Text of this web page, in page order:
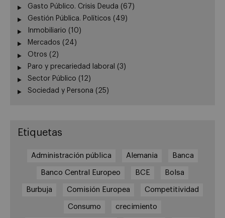
Gasto Público. Crisis Deuda (67)
Gestión Pública. Políticos (49)
Inmobiliario (10)
Mercados (24)
Otros (2)
Paro y precariedad laboral
(3)
Sector Público (12)
Sociedad y Persona (25)
Etiquetas
Administración pública Alemania Banca
Banco Central Europeo BCE Bolsa
Burbuja Comisión Europea Competitividad
Consumo crecimiento